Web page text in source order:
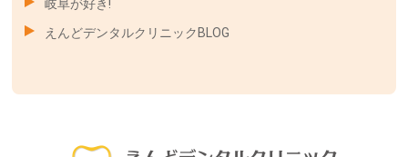
岐阜が好き!
えんどデンタルクリニックBLOG